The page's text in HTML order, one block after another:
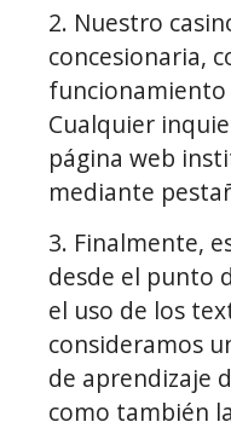
2. Nuestro
concesionaria,
funcionamiento
Cualquier
página web
mediante
3. Finalmente,
desde el punto
el uso de los
consideramos
de aprendizaje
como también